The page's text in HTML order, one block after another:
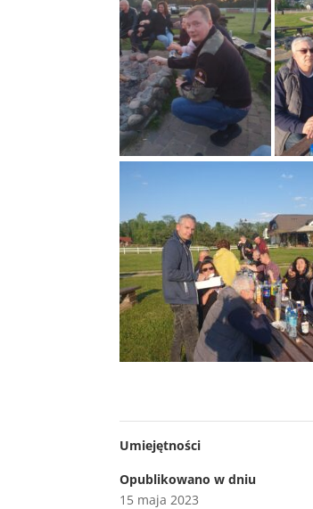
Umiejętności
Opublikowano w dniu
15 maja 2023